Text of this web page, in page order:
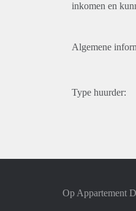
inkomen en
Algemene
Type huurder:
Op Appartement